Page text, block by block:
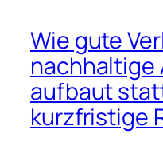
Wie gute
aufbaut
kurzfristige